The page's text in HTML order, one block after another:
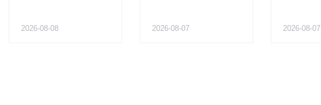
2026-08-08 2026-08-07 2026-08-07